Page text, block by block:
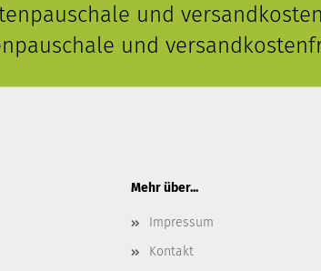
und
und
Mehr über...
Impressum
Kontakt